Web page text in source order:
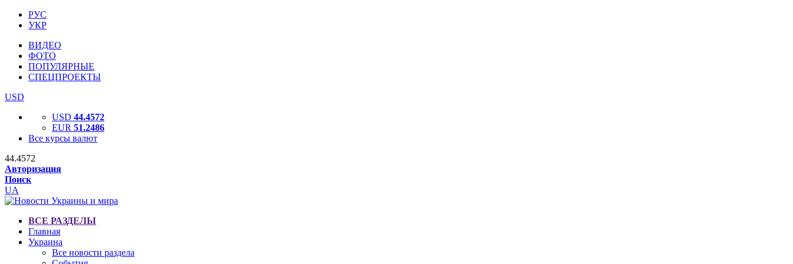
РУС
УКР
ВИДЕО
ФОТО
ПОПУЛЯРНЫЕ
СПЕЦПРОЕКТЫ
USD
USD 44.4572
EUR 51.2486
Все курсы валют
44.4572
Авторизация
Поиск
UA
ВСЕ РАЗДЕЛЫ
Главная
Украина
Все новости раздела